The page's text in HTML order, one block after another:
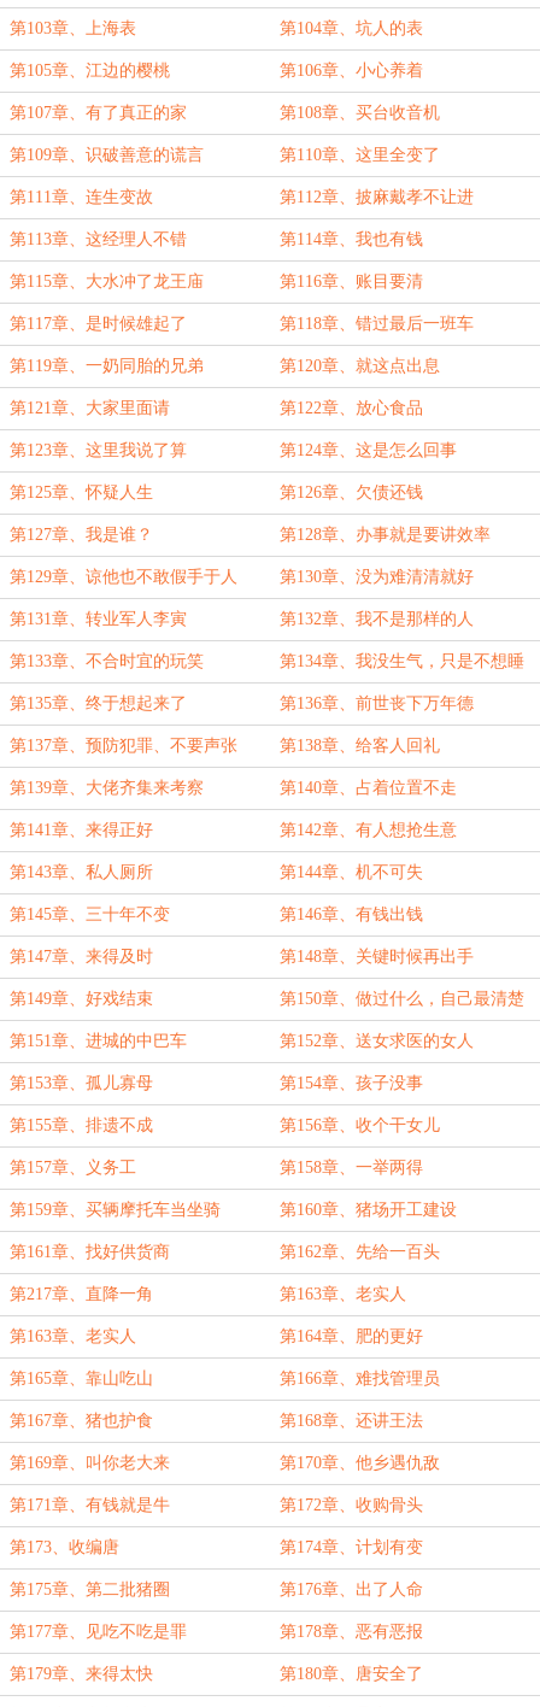
第103章、上海表 第104章、坑人的表
第105章、江边的樱桃 第106章、小心养着
第107章、有了真正的家 第108章、买台收音机
第109章、识破善意的谎言 第110章、这里全变了
第111章、连生变故 第112章、披麻戴孝不让进
第113章、这经理人不错 第114章、我也有钱
第115章、大水冲了龙王庙 第116章、账目要清
第117章、是时候雄起了 第118章、错过最后一班车
第119章、一奶同胎的兄弟 第120章、就这点出息
第121章、大家里面请 第122章、放心食品
第123章、这里我说了算 第124章、这是怎么回事
第125章、怀疑人生 第126章、欠债还钱
第127章、我是谁？ 第128章、办事就是要讲效率
第129章、谅他也不敢假手于人 第130章、没为难清清就好
第131章、转业军人李寅 第132章、我不是那样的人
第133章、不合时宜的玩笑 第134章、我没生气，只是不想睡
第135章、终于想起来了 第136章、前世丧下万年德
第137章、预防犯罪、不要声张 第138章、给客人回礼
第139章、大佬齐集来考察 第140章、占着位置不走
第141章、来得正好 第142章、有人想抢生意
第143章、私人厕所 第144章、机不可失
第145章、三十年不变 第146章、有钱出钱
第147章、来得及时 第148章、关键时候再出手
第149章、好戏结束 第150章、做过什么，自己最清楚
第151章、进城的中巴车 第152章、送女求医的女人
第153章、孤儿寡母 第154章、孩子没事
第155章、排遗不成 第156章、收个干女儿
第157章、义务工 第158章、一举两得
第159章、买辆摩托车当坐骑 第160章、猪场开工建设
第161章、找好供货商 第162章、先给一百头
第217章、直降一角 第163章、老实人
第163章、老实人 第164章、肥的更好
第165章、靠山吃山 第166章、难找管理员
第167章、猪也护食 第168章、还讲王法
第169章、叫你老大来 第170章、他乡遇仇敌
第171章、有钱就是牛 第172章、收购骨头
第173、收编唐 第174章、计划有变
第175章、第二批猪圈 第176章、出了人命
第177章、见吃不吃是罪 第178章、恶有恶报
第179章、来得太快 第180章、唐安全了